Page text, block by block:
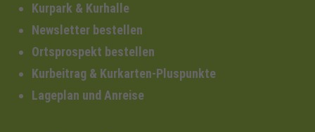
Kurpark & Kurhalle
Newsletter bestellen
Ortsprospekt bestellen
Kurbeitrag & Kurkarten-Pluspunkte
Lageplan und Anreise